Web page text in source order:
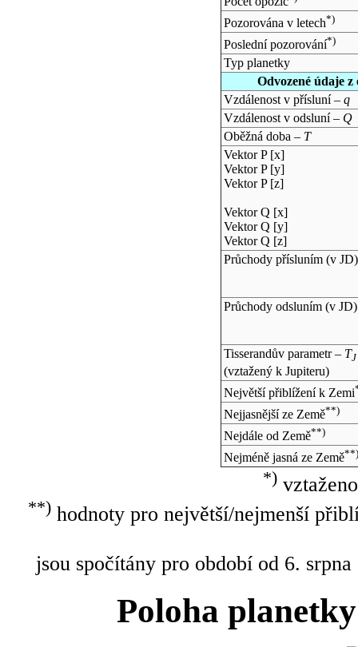
Pozorována v letech*)
Poslední pozorování*)
Typ planetky
Odvozené údaje
Vzdálenost v přísluní – q
Vzdálenost v odsluní – Q
Oběžná doba – T
Vektor P [x]
Vektor P [y]
Vektor P [z]
Vektor Q [x]
Vektor Q [y]
Vektor Q [z]
Průchody přísluním (v JD)
Průchody odsluním (v JD)
Tisserandův parametr – TJ
(vztažený k Jupiteru)
Největší přiblížení k Zemi
Nejjasnější ze Země**)
Nejdále od Země**)
Nejméně jasná ze Země**)
*)
**)hodnoty pro největší/nejmenší
jsou spočítány pro období od 6.
Poloha